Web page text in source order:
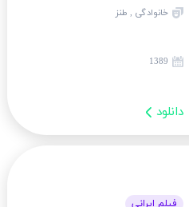
خانوادگی , طنز
1389
دانلود
فیلم ایرانی